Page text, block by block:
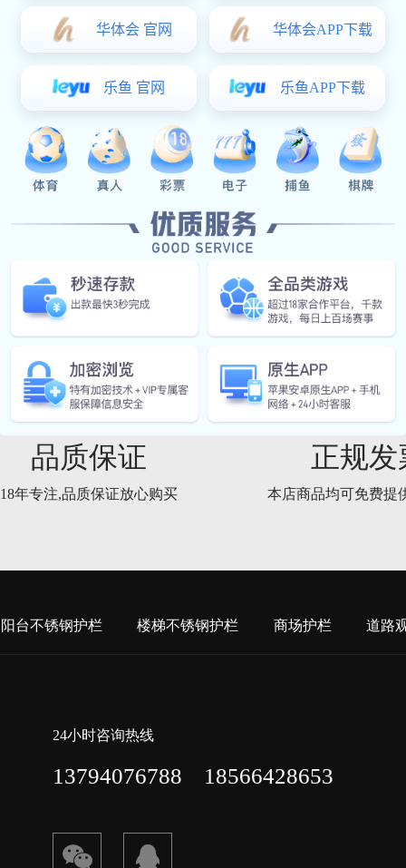
· 楼梯立柱的组成与柱身工艺处理
2022-05-26
· 不锈钢立柱的应用中的几个要点
2022-05-26
推荐产品 HOT
品质保证
18年专注,品质保证放心购买
正规发
本店商品均可免费提
阳台不锈钢护栏 楼梯不锈钢护栏 商场护栏 道路
24小时咨询热线
13794076788 18566428653